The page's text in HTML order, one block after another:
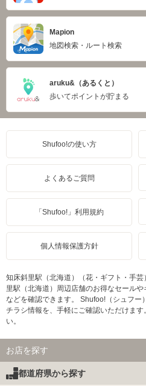
Mapion
地図検索・ルート検索
aruku&（あるくと）
歩いてポイントが貯まる
Shufoo!の使い方
よくあるご質問
「Shufoo!」利用規約
個人情報保護方針
知床斜里駅（北海道）（花・ギフト・手
里駅（北海道）周辺店舗のお得なセール
などを確認できます。 Shufoo!（シュフー
チラシ情報を、手軽にご確認いただけま
い。
お店を探す
都道府県から探す